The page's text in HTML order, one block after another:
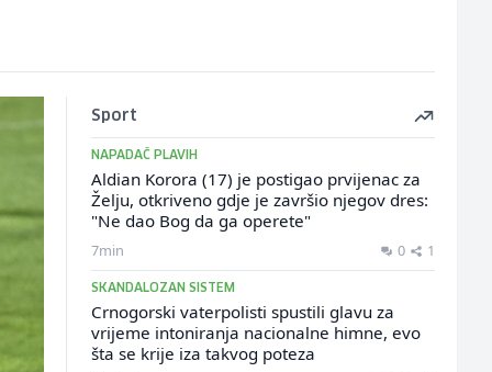
Sport
NAPADAČ PLAVIH
Aldian Korora (17) je postigao prvijenac za
Želju, otkriveno gdje je završio njegov dres:
"Ne dao Bog da ga operete"
7min 0 1
SKANDALOZAN SISTEM
Crnogorski vaterpolisti spustili glavu za
vrijeme intoniranja nacionalne himne, evo
šta se krije iza takvog poteza